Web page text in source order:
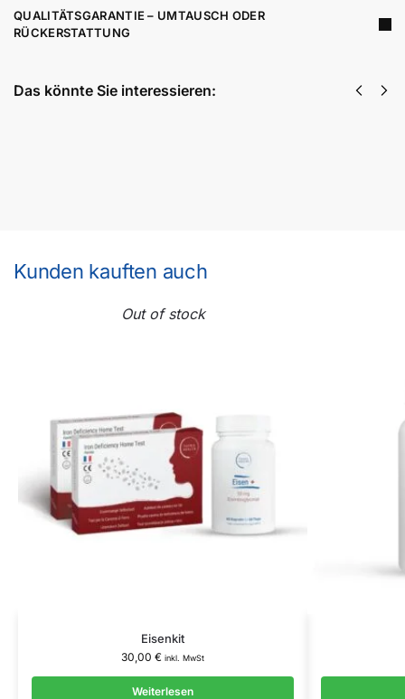
QUALITÄTSGARANTIE – UMTAUSCH ODER
RÜCKERSTATTUNG
Das könnte Sie interessieren:
Kunden kauften auch
Out of stock
Eisenkit
30,00 € inkl. MwSt
Weiterlesen